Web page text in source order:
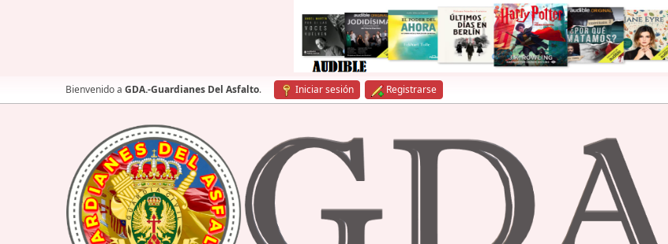
Bienvenido a GDA.-Guardianes Del Asfalto. Iniciar sesión Registrarse